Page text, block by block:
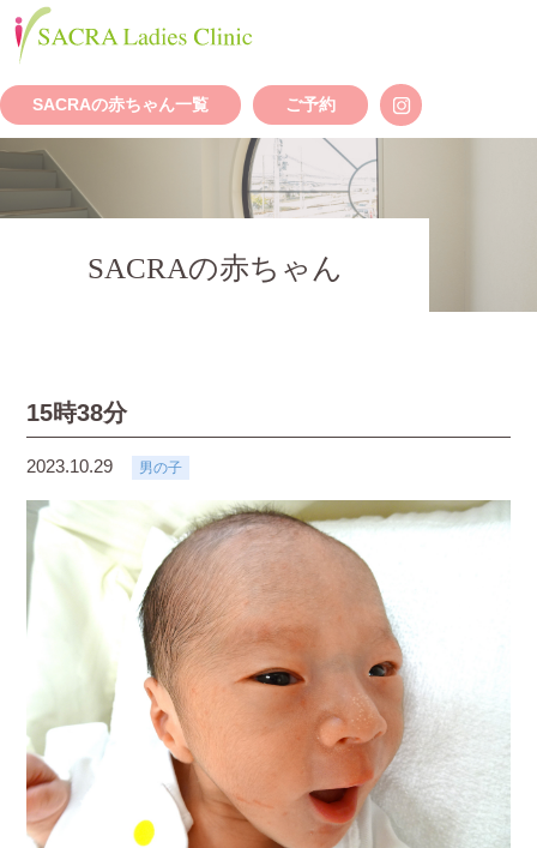
SACRAの赤ちゃん一覧 ご予約
SACRAの赤ちゃん
15時38分
2023.10.29 男の子